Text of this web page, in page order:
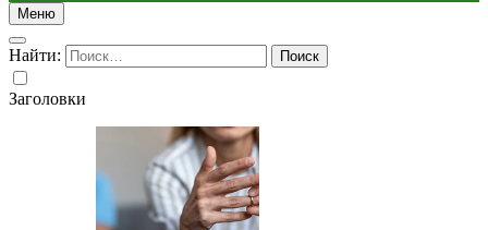
Меню
Найти:
Заголовки